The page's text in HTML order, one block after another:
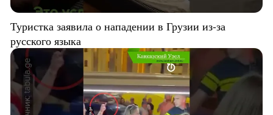
Туристка заявила о нападении в Грузии из-за
русского языка